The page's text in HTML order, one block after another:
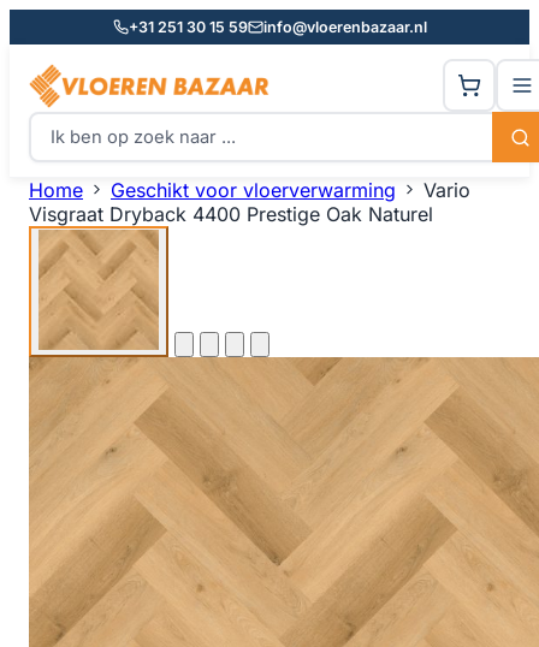
+31 251 30 15 59 info@vloerenbazaar.nl
Home Geschikt voor vloerverwarming
Vario
Visgraat Dryback 4400 Prestige Oak Naturel